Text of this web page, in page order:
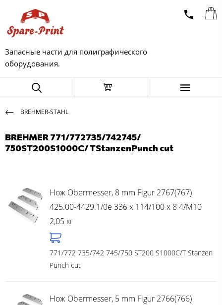
Запасные части для полиграфического
оборудования.
BREHMER-STAHL
BREHMER 771/772735/742745/
750ST200S1000C/ TStanzenPunch cut
Нож Obermesser, 8 mm Figur 2767(767)
425.00-4429.1/0e 336 x 114/100 x 8 4/M10
2,05 кг
771/772 735/742 745/750 ST200 S1000C/T Stanzen
Punch cut
Нож Obermesser, 5 mm Figur 2766(766)